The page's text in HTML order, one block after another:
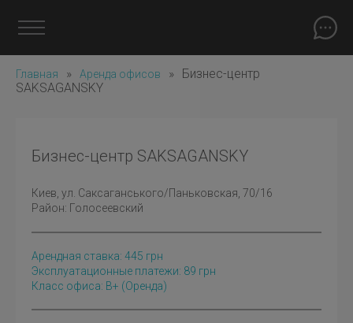
Главная » Аренда офисов »
Бизнес-центр
SAKSAGANSKY
Бизнес-центр SAKSAGANSKY
Киев , ул. Саксаганського/Паньковская, 70/16
Район: Голосеевский
Арендная ставка: 445 грн
Эксплуатационные платежи: 89 грн
Класс офиса: B+ (оренда)